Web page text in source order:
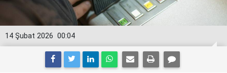
00:04
14 Şubat 2026